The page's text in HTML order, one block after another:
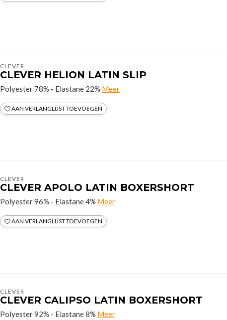
CLEVER
CLEVER HELION LATIN SLIP
Polyester 78% - Elastane 22% Meer
AAN VERLANGLIJST TOEVOEGEN
CLEVER
CLEVER APOLO LATIN BOXERSHORT
Polyester 96% - Elastane 4% Meer
AAN VERLANGLIJST TOEVOEGEN
CLEVER
CLEVER CALIPSO LATIN BOXERSHORT
Polyester 92% - Elastane 8% Meer